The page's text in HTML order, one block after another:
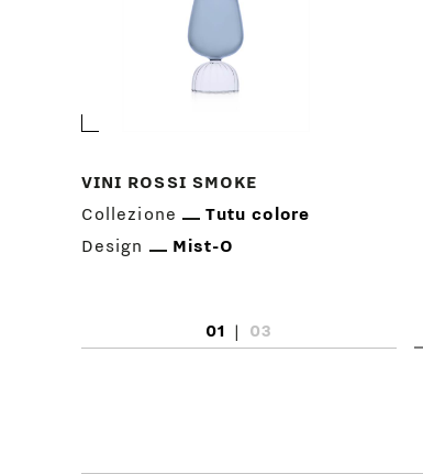
VINI ROSSI SMOKE
Collezione
Tutu colore
Design
Mist-O
01 |
03